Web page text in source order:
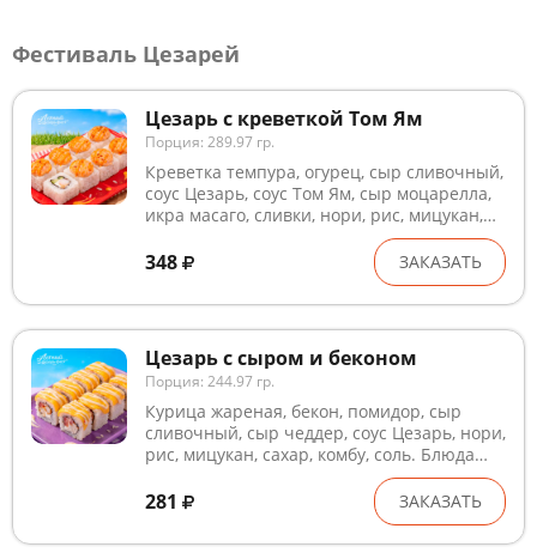
Фестиваль Цезарей
Цезарь с креветкой Том Ям
Порция: 289.97 гр.
Креветка темпура, огурец, сыр сливочный,
соус Цезарь, соус Том Ям, сыр моцарелла,
икра масаго, сливки, нори, рис, мицукан,
сахар, комбу, соль. Блюда готовятся на
предприятии, где используются глютен,
лактоза, кунжут, рыба, ракообразные и
продукты их переработки. В рыбном и
Внешний вид может незначительно
отличаться от изображения
348 ЗАКАЗАТЬ
Цезарь с сыром и беконом
Порция: 244.97 гр.
Курица жареная, бекон, помидор, сыр
сливочный, сыр чеддер, соус Цезарь, нори,
рис, мицукан, сахар, комбу, соль. Блюда
готовятся на предприятии, где
используются глютен, лактоза, кунжут,
рыба, ракообразные и продукты их
переработки. В рыбном и курином филе
281 ЗАКАЗАТЬ